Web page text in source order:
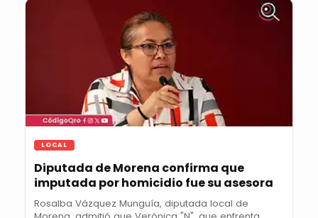
LOCAL
Diputada de Morena confirma que
imputada por homicidio fue su asesora
Rosalba Vázquez Munguía, diputada local de